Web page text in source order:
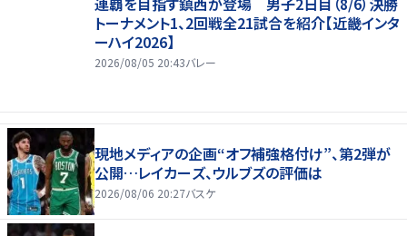
トーナメント1、2回戦全21試合を紹介【近畿インタ
ーハイ2026】
2026/08/05 20:43バレー
現地メディアの企画“オフ補強格付け”、第2弾が
公開…レイカーズ、ウルブズの評価は
2026/08/06 20:27バスケ